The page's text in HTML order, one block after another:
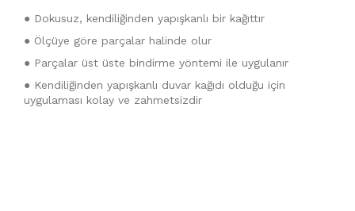
● Dokusuz, kendiliğinden yapışkanlı bir kağıttır
● Ölçüye göre parçalar halinde olur
● Parçalar üst üste bindirme yöntemi ile uygulanır
● Kendiliğinden yapışkanlı duvar kağıdı olduğu için
uygulaması kolay ve zahmetsizdir